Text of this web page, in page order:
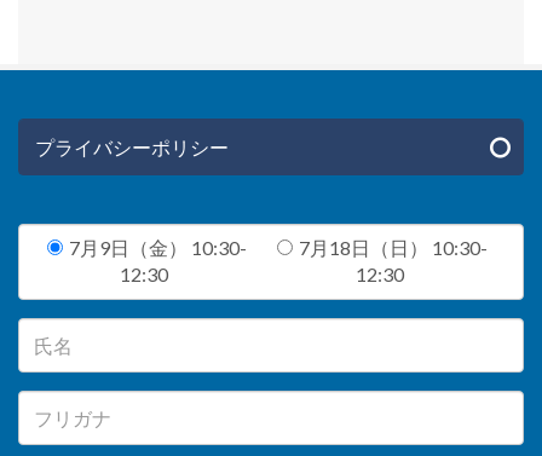
プライバシーポリシー
7月9日（金） 10:30-
12:30
7月18日（日） 10:30-
12:30